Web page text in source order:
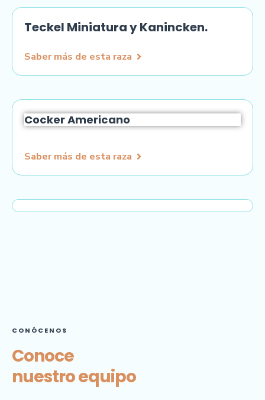
Teckel Miniatura y Kanincken.​
Saber más de esta raza
Cocker Americano
Saber más de esta raza
CONÓCENOS
Conoce
nuestro equipo